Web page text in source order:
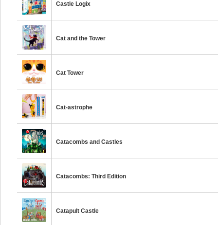
Castle Logix
Cat and the Tower
Cat Tower
Cat-astrophe
Catacombs and Castles
Catacombs: Third Edition
Catapult Castle